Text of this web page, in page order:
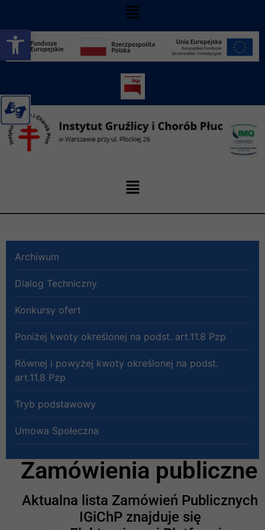
Otwórz pasek narzędzi
Archiwum
Dialog Techniczny
Konkursy ofert
Poniżej kwoty określonej na podst. art.11.8 Pzp
Równej i powyżej kwoty określonej na podst.
art.11.8 Pzp
Tryb podstawowy
Umowa Społeczna
Zamówienia publiczne
Aktualna lista Zamówień Publicznych
IGiChP znajduje się